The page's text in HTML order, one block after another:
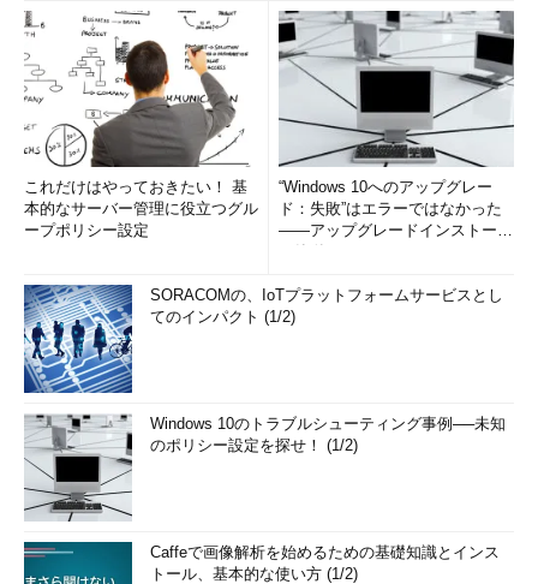
これだけはやっておきたい！ 基
本的なサーバー管理に役立つグル
ープポリシー設定
“Windows 10へのアップグレー
ド：失敗”はエラーではなかった
――アップグレードインストール
SORACOMの、IoTプラットフォームサービスとし
てのインパクト (1/2)
Windows 10のトラブルシューティング事例──未知
のポリシー設定を探せ！ (1/2)
Caffeで画像解析を始めるための基礎知識とインス
トール、基本的な使い方 (1/2)